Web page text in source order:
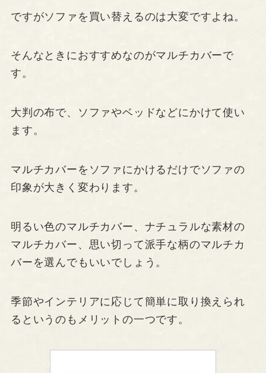
ですがソファを買い替えるのは大変ですよね。
そんなときにおすすめなのがマルチカバーで
す。
大判の布で、ソファやベッドなどにかけて使い
ます。
マルチカバーをソファにかけるだけでソファの
印象が大きく変わります。
明るい色のマルチカバー、ナチュラルな素材の
マルチカバー、思い切って派手な柄のマルチカ
バーを選んでもいいでしょう。
季節やインテリアに応じて簡単に取り換えられ
るというのもメリットの一つです。